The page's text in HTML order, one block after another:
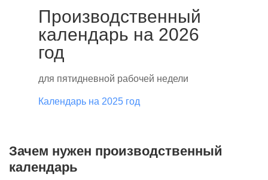
Производственный
календарь на 2026
год
для пятидневной рабочей недели
Календарь на 2025 год
Зачем нужен производственный
календарь